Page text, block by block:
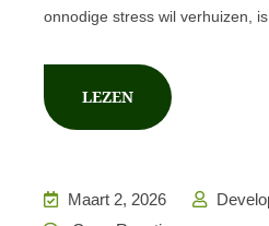
onnodige stress wil verhuizen,
LEZEN
Maart 2, 2026